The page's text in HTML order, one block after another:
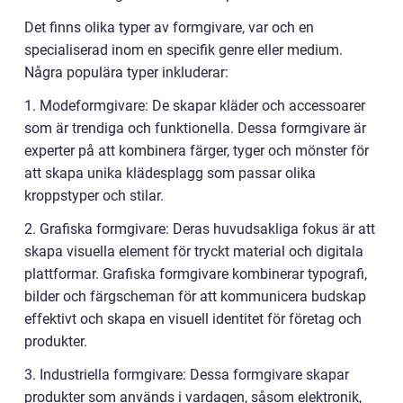
Det finns olika typer av formgivare, var och en
specialiserad inom en specifik genre eller medium.
Några populära typer inkluderar:
1. Modeformgivare: De skapar kläder och accessoarer
som är trendiga och funktionella. Dessa formgivare är
experter på att kombinera färger, tyger och mönster för
att skapa unika klädesplagg som passar olika
kroppstyper och stilar.
2. Grafiska formgivare: Deras huvudsakliga fokus är att
skapa visuella element för tryckt material och digitala
plattformar. Grafiska formgivare kombinerar typografi,
bilder och färgscheman för att kommunicera budskap
effektivt och skapa en visuell identitet för företag och
produkter.
3. Industriella formgivare: Dessa formgivare skapar
produkter som används i vardagen, såsom elektronik,